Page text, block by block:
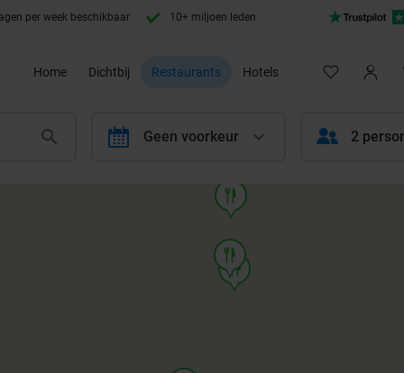
per week beschikbaar 10+ miljoen leden
Home Dichtbij Restaurants Hotels
calendar Geen voorkeur 2
food
food
food